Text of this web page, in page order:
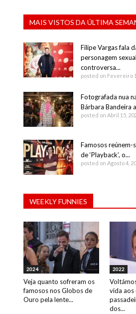
MAIS VISTOS DA ÚLTIMA
Filipe Vargas fala
personagem
controversa...
posted on Fevereiro
Fotografada nua
Bárbara Bandeira
posted on Abril 15,
Famosos reúnem-
de ‘Playback’, o...
posted on Agosto 4,
WEEKLY FUNNIES
2024
Veja quanto sofreram os
famosos nos Globos de
Ouro pela lente...
2022
vida aos
dos...